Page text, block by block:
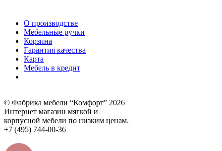
О производстве
Мебельные ручки
Корзина
Гарантия качества
Карта
Мебель в кредит
© Фабрика мебели “Комфорт” 2026
Интернет магазин мягкой и
корпусной мебели по низким ценам.
+7 (495) 744-00-36